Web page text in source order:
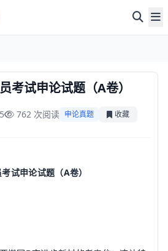
考试申论试题（A卷）
762 次阅读 申论真题 收藏
试申论试题（A卷）